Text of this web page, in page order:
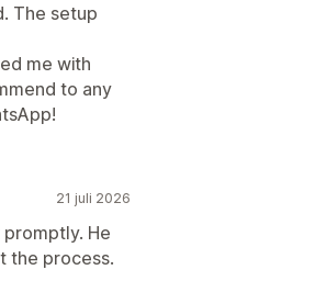
The setup
me with
to any
21 juli 2026
He
the process.